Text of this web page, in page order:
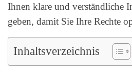
Ihnen klare und verständliche
geben, damit Sie Ihre Rechte
Inhaltsverzeichnis